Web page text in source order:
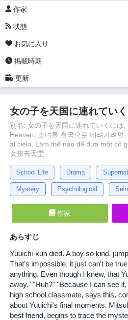
作家
状態
お気に入り
掲載時期
更新
女の子を天国に連れてい
別名: 女の子を天国に連れていくには
Heaven, 소녀를 천국으로 데려가려면
al cielo, Làm thế nào để đưa một cô
女孩去天堂
School Life Drama
Mystery Psychological
作家
あらすじ
Yuuichi-kun died. A boy so kind,
That’s impossible, it just can't be
anything. Even though I knew, that
away." "Huh?" "Because I can see
high school classmate, says this,
about Yuuichi's final moments.
best friend, begins to trace the